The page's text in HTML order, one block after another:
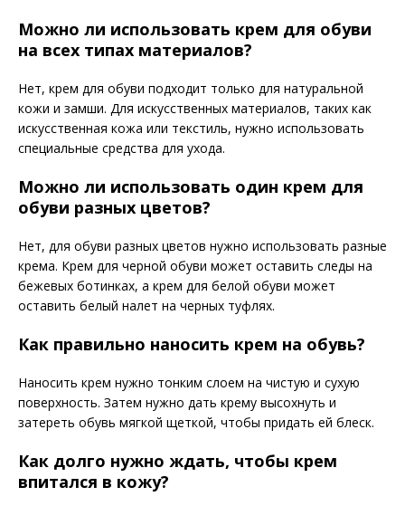
Можно ли использовать крем для обуви
на всех типах материалов?
Нет, крем для обуви подходит только для натуральной
кожи и замши. Для искусственных материалов, таких как
искусственная кожа или текстиль, нужно использовать
специальные средства для ухода.
Можно ли использовать один крем для
обуви разных цветов?
Нет, для обуви разных цветов нужно использовать разные
крема. Крем для черной обуви может оставить следы на
бежевых ботинках, а крем для белой обуви может
оставить белый налет на черных туфлях.
Как правильно наносить крем на обувь?
Наносить крем нужно тонким слоем на чистую и сухую
поверхность. Затем нужно дать крему высохнуть и
затереть обувь мягкой щеткой, чтобы придать ей блеск.
Как долго нужно ждать, чтобы крем
впитался в кожу?